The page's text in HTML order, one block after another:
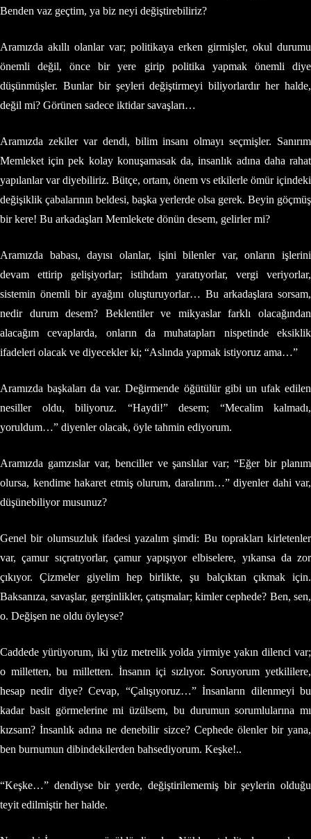
Benden vaz geçtim, ya biz neyi değiştirebiliriz?
Aramızda akıllı olanlar var; politikaya erken girmişler, okul durumu
önemli değil, önce bir yere girip politika yapmak önemli diye
düşünmüşler. Bunlar bir şeyleri değiştirmeyi biliyorlardır her halde,
değil mi? Görünen sadece iktidar savaşları…
Aramızda zekiler var dendi, bilim insanı olmayı seçmişler. Sanırım
Memleket için pek kolay konuşamasak da, insanlık adına daha rahat
yapılanlar var diyebiliriz. Bütçe, ortam, önem vs etkilerle ömür içindeki
değişiklik çabalarının beldesi, başka yerlerde olsa gerek. Beyin göçmüş
bir kere! Bu arkadaşları Memlekete dönün desem, gelirler mi?
Aramızda babası, dayısı olanlar, işini bilenler var, onların işlerini
devam ettirip gelişiyorlar; istihdam yaratıyorlar, vergi veriyorlar,
sistemin önemli bir ayağını oluşturuyorlar… Bu arkadaşlara sorsam,
nedir durum desem? Beklentiler ve mikyaslar farklı olacağından
alacağım cevaplarda, onların da muhatapları nispetinde eksiklik
ifadeleri olacak ve diyecekler ki; “Aslında yapmak istiyoruz ama…”
Aramızda başkaları da var. Değirmende öğütülür gibi un ufak edilen
nesiller oldu, biliyoruz. “Haydi!” desem; “Mecalim kalmadı,
yoruldum…” diyenler olacak, öyle tahmin ediyorum.
Aramızda gamzıslar var, benciller ve şanslılar var; “Eğer bir planım
olursa, kendime hakaret etmiş olurum, daralırım…” diyenler dahi var,
düşünebiliyor musunuz?
Genel bir olumsuzluk ifadesi yazalım şimdi: Bu toprakları kirletenler
var, çamur sıçratıyorlar, çamur yapışıyor elbiselere, yıkansa da zor
çıkıyor. Çizmeler giyelim hep birlikte, şu balçıktan çıkmak için.
Baksanıza, savaşlar, gerginlikler, çatışmalar; kimler cephede? Ben, sen,
o. Değişen ne oldu öyleyse?
Caddede yürüyorum, iki yüz metrelik yolda yirmiye yakın dilenci var;
o milletten, bu milletten. İnsanın içi sızlıyor. Soruyorum yetkililere,
hesap nedir diye? Cevap, “Çalışıyoruz…” İnsanların dilenmeyi bu
kadar basit görmelerine mi üzülsem, bu durumun sorumlularına mı
kızsam? İnsanlık adına ne denebilir sizce? Cephede ölenler bir yana,
ben burnumun dibindekilerden bahsediyorum. Keşke!..
“Keşke…” dendiyse bir yerde, değiştirilememiş bir şeylerin olduğu
teyit edilmiştir her halde.